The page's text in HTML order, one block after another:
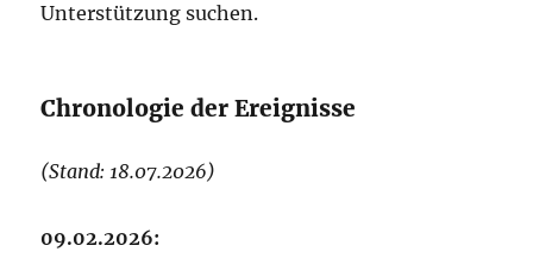
Unterstützung suchen.
Chronologie der Ereignisse
(Stand: 18.07.2026)
09.02.2026: